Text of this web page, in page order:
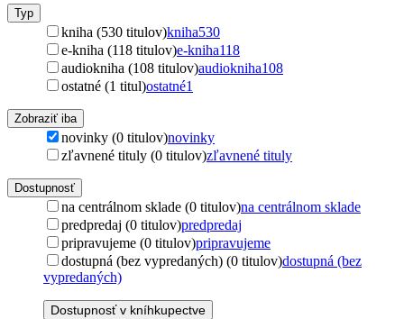
Typ
kniha (530 titulov)kniha530
e-kniha (118 titulov)e-kniha118
audiokniha (108 titulov)audiokniha108
ostatné (1 titul)ostatné1
Zobraziť iba
novinky (0 titulov)novinky
zľavnené tituly (0 titulov)zľavnené tituly
Dostupnosť
na centrálnom sklade (0 titulov)na centrálnom sklade
predpredaj (0 titulov)predpredaj
pripravujeme (0 titulov)pripravujeme
dostupná (bez vypredaných) (0 titulov)dostupná (bez
vypredaných)
Dostupnosť v kníhkupectve